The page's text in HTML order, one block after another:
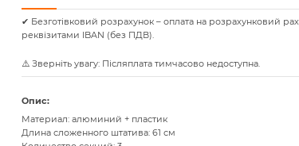
✔ Безготівковий розрахунок – оплата на розрахунковий
реквізитами IBAN (без ПДВ).
⚠️ Зверніть увагу: Післяплата тимчасово недоступна.
Опис:
Материал: алюминий + пластик
Длина сложенного штатива: 61 см